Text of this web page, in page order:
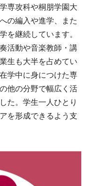
専攻科や桐朋学園大
の編入や進学、また
を継続しています。
活動や音楽教師・講
生も大半を占めてい
学中に身につけた専
他の分野で幅広く活
た。学生一人ひとり
を形成できるよう支